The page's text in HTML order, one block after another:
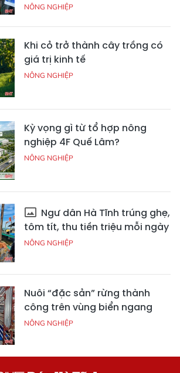
NÔNG NGHIỆP
Khi cỏ trở thành cây trồng có
giá trị kinh tế
NÔNG NGHIỆP
Kỳ vọng gì từ tổ hợp nông
nghiệp 4F Quế Lâm?
NÔNG NGHIỆP
Ngư dân Hà Tĩnh trúng ghẹ,
tôm tít, thu tiền triệu mỗi ngày
NÔNG NGHIỆP
Nuôi “đặc sản” rừng thành
công trên vùng biển ngang
NÔNG NGHIỆP